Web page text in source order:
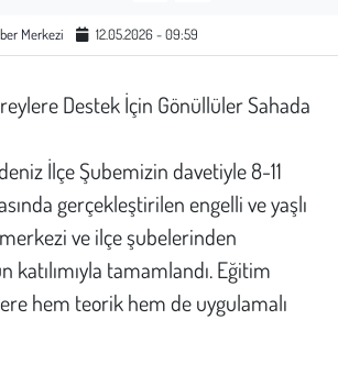
Merkezi 12.05.2026 - 09:59
Destek İçin Gönüllüler Sahada
İlçe Şubemizin davetiyle 8-11
gerçekleştirilen engelli ve yaşlı
ve ilçe şubelerinden
katılımıyla tamamlandı. Eğitim
hem teorik hem de uygulamalı